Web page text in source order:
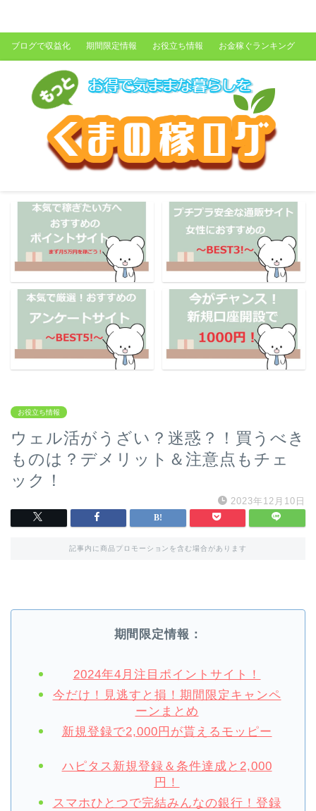
ブログで収益化 期間限定情報 お役立ち情報 お金稼ぐランキング
お役立ち情報
ウェル活がうざい？迷惑？！買うべき
ものは？デメリット＆注意点もチェ
ック！
2023年12月10日
記事内に商品プロモーションを含む場合があります
期間限定情報：
2024年4月注目ポイントサイト！
今だけ！見逃すと損！期間限定キャンペ
ーンまとめ
新規登録で2,000円が貰えるモッピー
ハピタス新規登録＆条件達成と2,000
円！
スマホひとつで完結みんなの銀行！登録